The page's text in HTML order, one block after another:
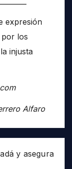
expresión
por los
injusta
Alfaro
y asegura